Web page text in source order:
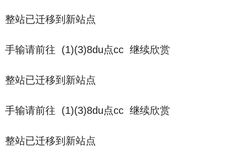
整站已迁移到新站点
手输请前往 (1)(3)8du点cc 继续欣赏
整站已迁移到新站点
手输请前往 (1)(3)8du点cc 继续欣赏
整站已迁移到新站点